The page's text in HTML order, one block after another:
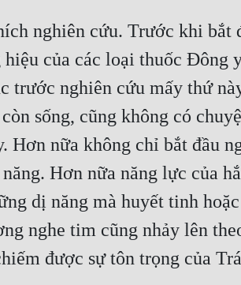
nghiên cứu. Trước khi
của các loại thuốc
trước nghiên cứu mấy thứ
sống, cũng không có
Hơn nữa không chỉ bắt đầu
Hơn nữa năng lực của
dị năng mà huyết tinh
nghe tim cũng nhảy lên
được sự tôn trọng của